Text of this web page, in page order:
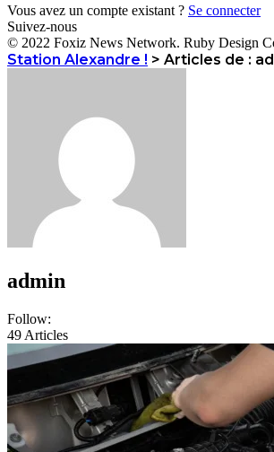
Vous avez un compte existant ? Se connecter
Suivez-nous
© 2022 Foxiz News Network. Ruby Design
Station Alexandre ! > Articles de :
admin
Follow:
49 Articles